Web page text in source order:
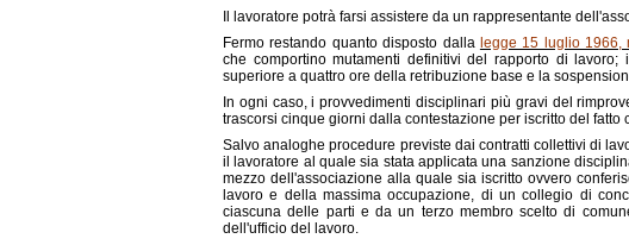
Il lavoratore potrà farsi assistere da un rappresentante
Fermo restando quanto disposto dalla legge 15 luglio 1966,
che comportino mutamenti definitivi del rapporto di
superiore a quattro ore della retribuzione base e la
In ogni caso, i provvedimenti disciplinari più gravi del
trascorsi cinque giorni dalla contestazione per iscritto del fatto
Salvo analoghe procedure previste dai contratti collettivi di
il lavoratore al quale sia stata applicata una sanzione
mezzo dell'associazione alla quale sia iscritto ovvero
lavoro e della massima occupazione, di un collegio di
ciascuna delle parti e da un terzo membro scelto di
dell'ufficio del lavoro.